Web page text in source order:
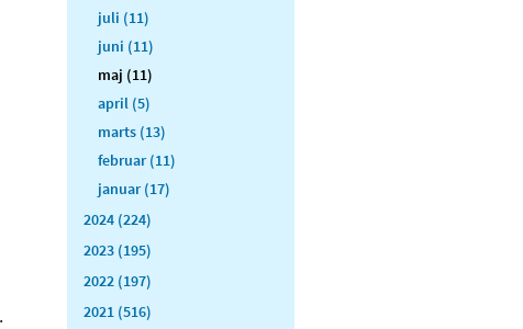
juli (11)
juni (11)
maj (11)
april (5)
marts (13)
februar (11)
januar (17)
2024 (224)
2023 (195)
2022 (197)
2021 (516)